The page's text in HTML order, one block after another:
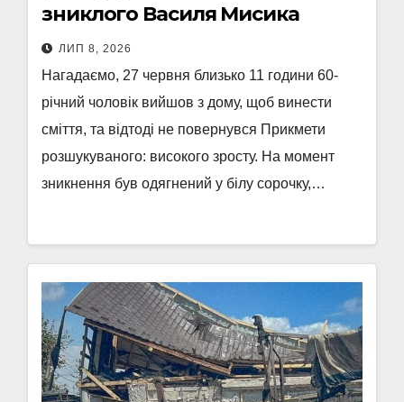
зниклого Василя Мисика
ЛИП 8, 2026
Нагадаємо, 27 червня близько 11 години 60-
річний чоловік вийшов з дому, щоб винести
сміття, та відтоді не повернувся Прикмети
розшукуваного: високого зросту. На момент
зникнення був одягнений у білу сорочку,…